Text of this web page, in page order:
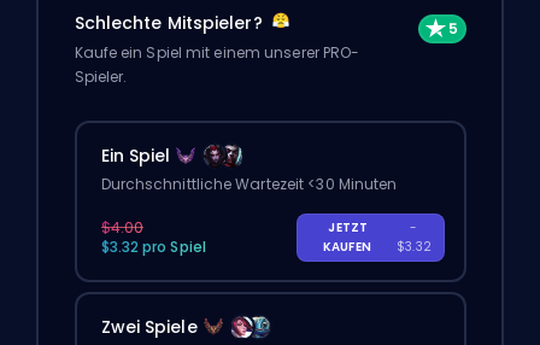
Schlechte Mitspieler?
Kaufe ein Spiel mit einem unserer PRO-
Spieler.
Ein Spiel
Durchschnittliche Wartezeit <30 Minuten
$4.00
$3.32 pro Spiel
JETZT
KAUFEN
-
$3.32
Zwei Spiele